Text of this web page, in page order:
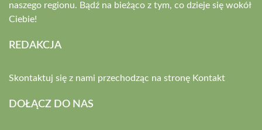
naszego regionu. Bądź na bieżąco z tym, co dzieje się wokół
Ciebie!
REDAKCJA
Skontaktuj się z nami przechodząc na stronę Kontakt
DOŁĄCZ DO NAS